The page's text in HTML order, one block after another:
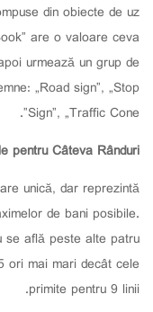
din obiecte de uz
are o valoare ceva
urmează un grup de
„Road sign”, „Stop
Sign”, „Traffic Cone”.
pentru Câteva Rânduri
unică, dar reprezintă
de bani posibile.
se află peste alte patru
ori mai mari decât cele
primite pentru 9 linii.